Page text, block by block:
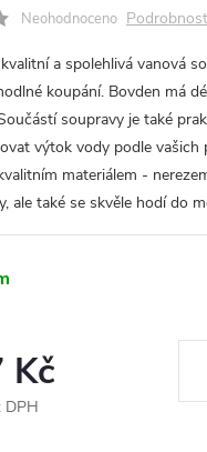
Neohodnoceno
a spolehlivá vanová
koupání. Bovden má
soupravy je také
výtok vody podle
materiálem -
ale také se skvěle hodí do
Kč
DPH